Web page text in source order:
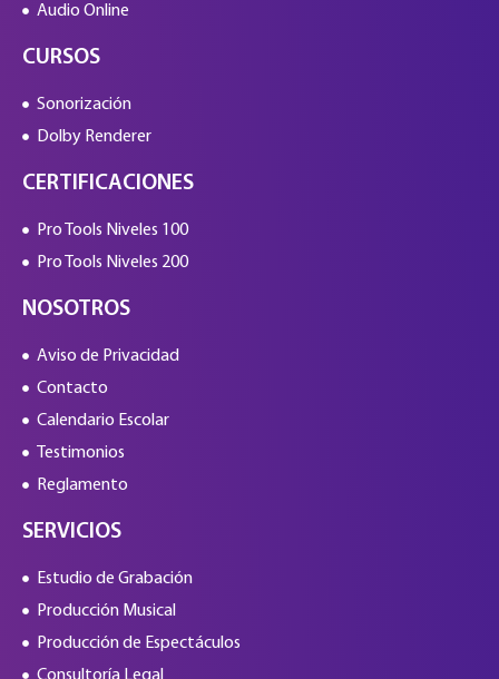
Audio Online
CURSOS
Sonorización
Dolby Renderer
CERTIFICACIONES
Pro Tools Niveles 100
Pro Tools Niveles 200
NOSOTROS
Aviso de Privacidad
Contacto
Calendario Escolar
Testimonios
Reglamento
SERVICIOS
Estudio de Grabación
Producción Musical
Producción de Espectáculos
Consultoría Legal